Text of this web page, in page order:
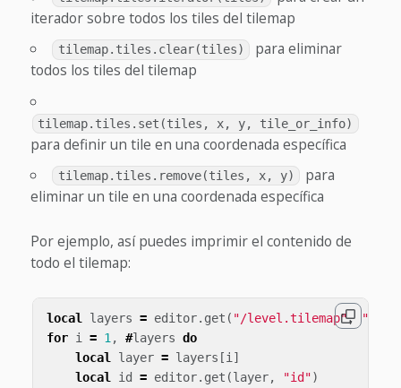
iterador sobre todos los tiles del tilemap
tilemap.tiles.clear(tiles)
para eliminar
todos los tiles del tilemap
tilemap.tiles.set(tiles, x, y, tile_or_info)
para definir un tile en una coordenada específica
tilemap.tiles.remove(tiles, x, y)
para
eliminar un tile en una coordenada específica
Por ejemplo, así puedes imprimir el contenido de
todo el tilemap:
local layers = editor. get ( "/level.tilemap",
for i = 1 , #layers do
local
layer = layers [i ]
local
id = editor. get (layer, "id")